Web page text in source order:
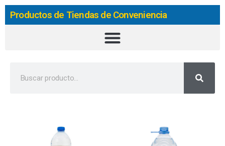
Productos de Tiendas de Conveniencia